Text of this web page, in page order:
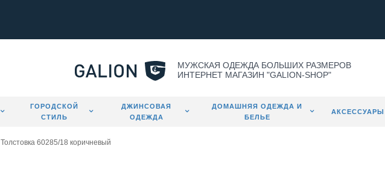
МУЖСКАЯ ОДЕЖДА БОЛЬШИХ РАЗМЕРОВ
ИНТЕРНЕТ МАГАЗИН "GALION-SHOP"
ГОРОДСКОЙ
СТИЛЬ
ДЖИНСОВАЯ
ОДЕЖДА
ДОМАШНЯЯ ОДЕЖДА И
БЕЛЬЕ
АКСЕССУАРЫ
Толстовка 60285/18 коричневый